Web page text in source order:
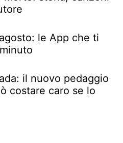
le App che ti
il nuovo pedaggio
costare caro se lo